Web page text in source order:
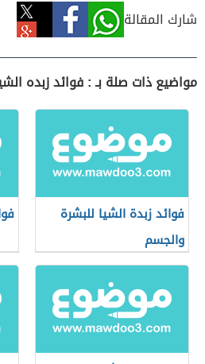
شارك المقالة
مواضيع ذات صلة بـ : فوائد زبده
فوائد زبدة الشيا للبشرة
والجسم